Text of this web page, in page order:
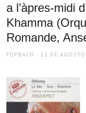
a l’àpres-midi
Khamma
Romande,
AUTHOR
FDPBACH
POSTED
11 DE